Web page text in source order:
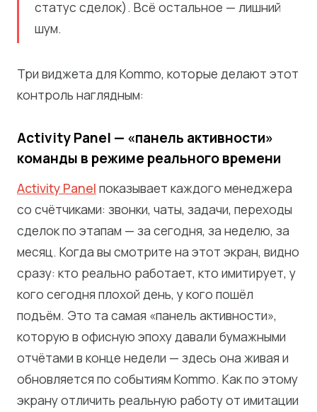
статус сделок). Всё остальное — лишний
шум.
Три виджета для Kommo, которые делают этот
контроль наглядным:
Activity Panel — «панель активности»
команды в режиме реального времени
Activity Panel показывает каждого менеджера
со счётчиками: звонки, чаты, задачи, переходы
сделок по этапам — за сегодня, за неделю, за
месяц. Когда вы смотрите на этот экран, видно
сразу: кто реально работает, кто имитирует, у
кого сегодня плохой день, у кого пошёл
подъём. Это та самая «панель активности»,
которую в офисную эпоху давали бумажными
отчётами в конце недели — здесь она живая и
обновляется по событиям Kommo. Как по этому
экрану отличить реальную работу от имитации